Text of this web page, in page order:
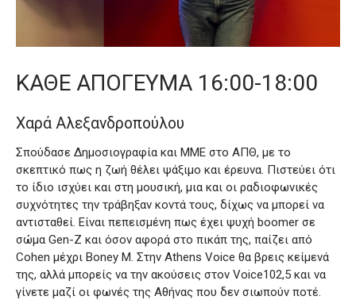
ΚΑΘΕ ΑΠΟΓΕΥΜΑ 16:00-18:00
Χαρά Αλεξανδροπούλου
Σπούδασε Δημοσιογραφία και ΜΜΕ στο ΑΠΘ, με το
σκεπτικό πως η ζωή θέλει ψάξιμο και έρευνα. Πιστεύει ότι
το ίδιο ισχύει και στη μουσική, μια και οι ραδιοφωνικές
συχνότητες την τράβηξαν κοντά τους, δίχως να μπορεί να
αντισταθεί. Είναι πεπεισμένη πως έχει ψυχή boomer σε
σώμα Gen-Z και όσον αφορά στο πικάπ της, παίζει από
Cohen μέχρι Boney M. Στην Athens Voice θα βρεις κείμενά
της, αλλά μπορείς να την ακούσεις στον Voice102,5 και να
γίνετε μαζί οι φωνές της Αθήνας που δεν σιωπούν ποτέ.